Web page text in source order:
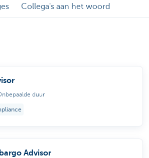
Collega's aan het woord
duur
Advisor